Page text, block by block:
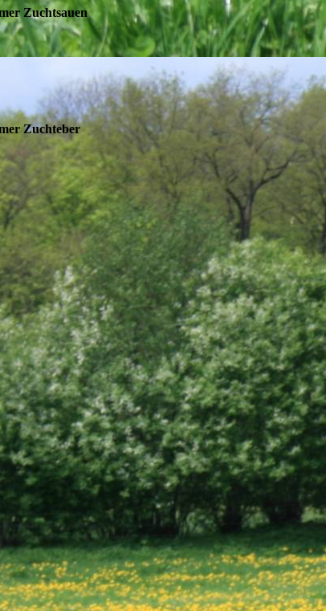
Zuchtsauen
Zuchteber